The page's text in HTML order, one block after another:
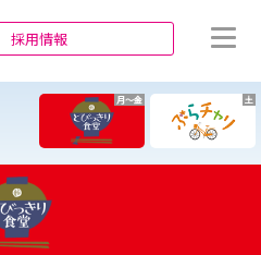
採用情報
月～金 土